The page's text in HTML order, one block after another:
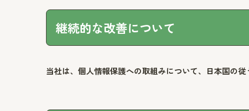
継続的な改善について
当社は、個人情報保護への取組みについて、日本国の